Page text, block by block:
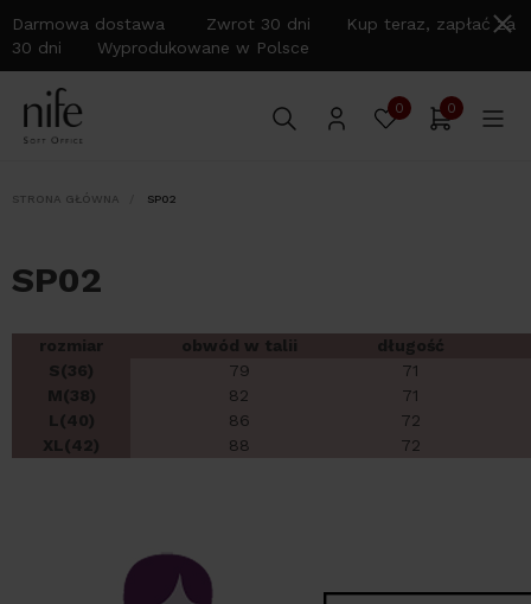
Darmowa dostawa Zwrot 30 dni Kup teraz, zapłać za
30 dni Wyprodukowane w Polsce
0 0
STRONA GŁÓWNA SP02
SP02
rozmiar obwód w talii
długość
S(36)
79
71
M(38)
82
71
L(40)
86
72
XL(42)
88 72